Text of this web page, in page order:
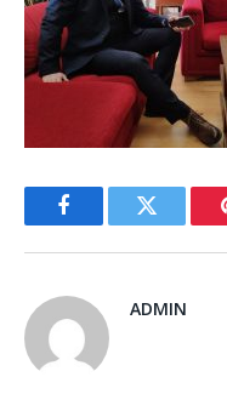
FacebookTwitter
ADMIN